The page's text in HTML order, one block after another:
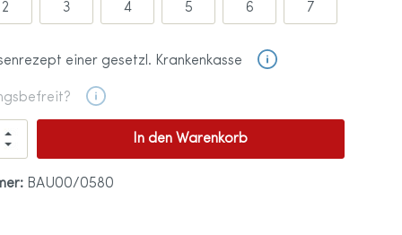
2 3 4 5 6 7
einer gesetzl. Krankenkasse
In den Warenkorb
BAU00/0580